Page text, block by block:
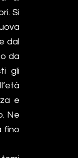
Si
dal
da
gli
e
Ne
fino